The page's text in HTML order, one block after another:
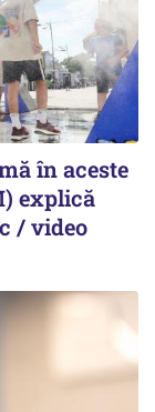
în aceste
explică
/ video